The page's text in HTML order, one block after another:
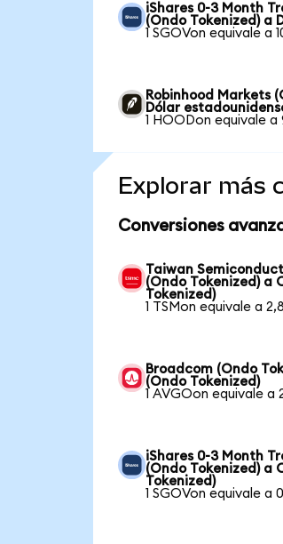
iShares 0-3 Month
(Ondo Tokenized) a
1 SGOVon equivale a
Robinhood Markets
Dólar
1 HOODon equivale a
Explorar más
Conversiones
Taiwan
(Ondo Tokenized) a
Tokenized)
1 TSMon equivale a
Broadcom (Ondo
(Ondo Tokenized)
1 AVGOon equivale a
iShares 0-3 Month
(Ondo Tokenized) a
Tokenized)
1 SGOVon equivale a